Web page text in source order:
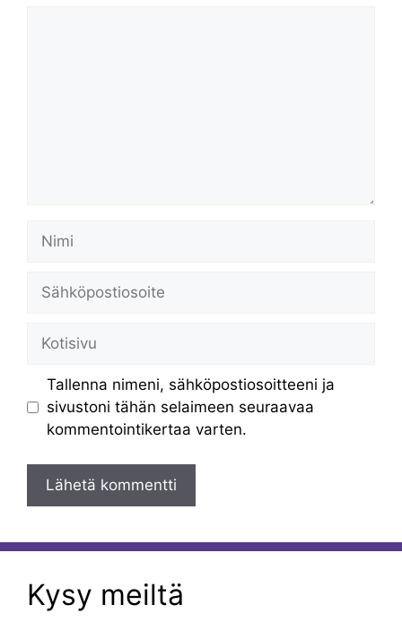
Nimi
Sähköpostiosoite
Kotisivu
Tallenna nimeni, sähköpostiosoitteeni ja
sivustoni tähän selaimeen seuraavaa
kommentointikertaa varten.
Kysy meiltä